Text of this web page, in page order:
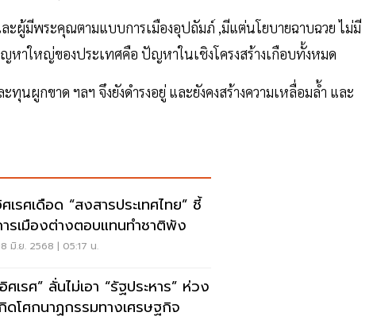
มีพระคุณตามแบบการเมืองอุปถัมภ์ ,มีแต่นโยบายฉาบฉวย ไม่มี
าใหญ่ของประเทศคือ ปัญหาในเชิงโครงสร้างเกือบทั้งหมด
ผูกขาด ฯลฯ จึงยังดำรงอยู่ และยังคงสร้างความเหลื่อมล้ำ และ
เรศเดือด “สงสารประเทศไทย” ชี้
รเมืองต่างตอบแทนทำชาติพัง
มิ.ย. 2568 | 05:17 น.
ศเรศ” ลั่นไม่เอา “รัฐประหาร” ห่วง
ดโศกนาฏกรรมทางเศรษฐกิจ